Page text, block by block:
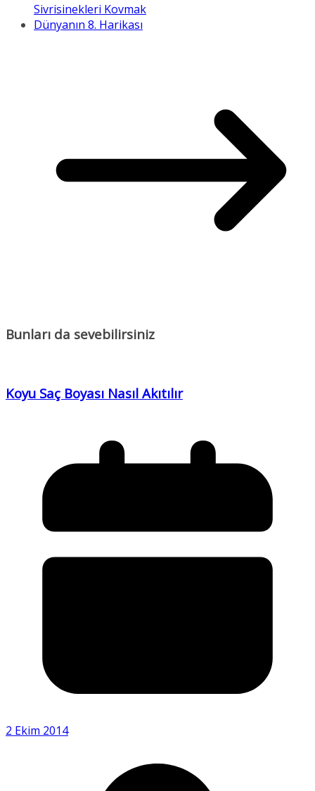
Sivrisinekleri Kovmak
Dünyanın 8. Harikası
Bunları da sevebilirsiniz
Koyu Saç Boyası Nasıl Akıtılır
2 Ekim 2014